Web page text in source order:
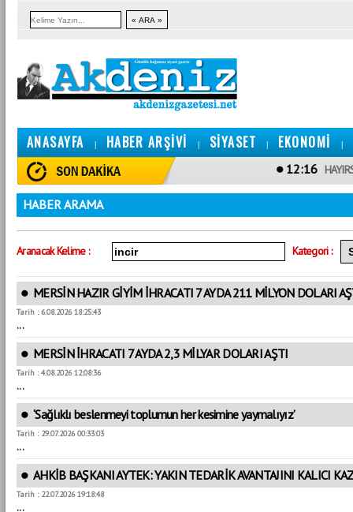
ANASAYFA | HABER ARŞİVİ | SİYASET | EKONOMİ |
12:16
HABER ARAMA
Aranacak Kelime : Kategori :
MERSİN HAZIR GİYİM İHRACATI 7 AYDA 211 MİLYON DOLARI
Tarih : 6.08.2026 18:25:43
...
MERSİN İHRACATI 7 AYDA 2,3 MİLYAR DOLARI AŞTI
Tarih : 4.08.2026 12:08:36
...
‘Sağlıklı beslenmeyi toplumun her kesimine yaymalıyız’
Tarih : 29.07.2026 00:33:03
...
AHKİB BAŞKANI AYTEK: YAKIN TEDARİK AVANTAJINI KALICI
Tarih : 22.07.2026 19:18:48
...